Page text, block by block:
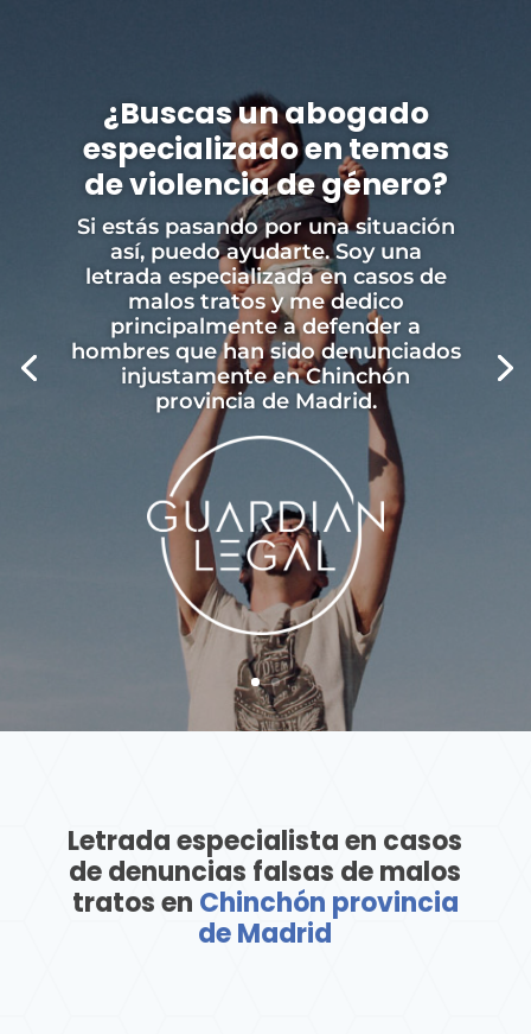
¿Buscas un abogado
especializado en temas
de violencia de género?
Si estás pasando por una situación
así, puedo ayudarte. Soy una
letrada especializada en casos de
malos tratos y me dedico
principalmente a defender a
hombres que han sido denunciados
injustamente en Chinchón
provincia de Madrid.
Letrada especialista en casos
de denuncias falsas de malos
tratos en Chinchón provincia
de Madrid